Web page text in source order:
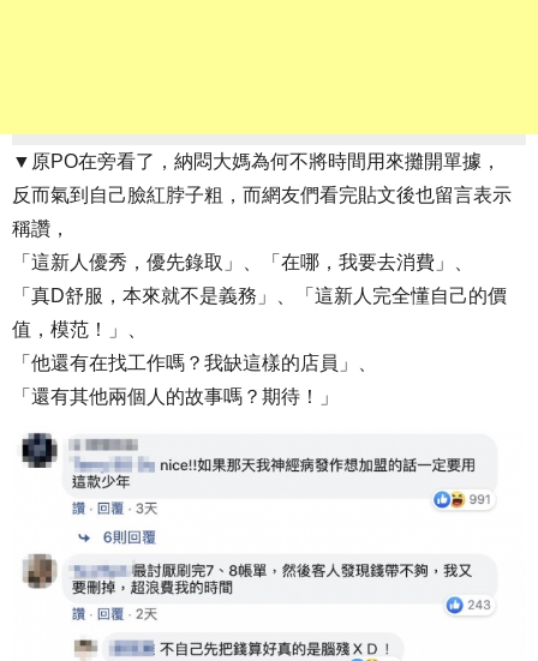
▼原PO在旁看了，納悶大媽為何不將時間用來攤開單據，
反而氣到自己臉紅脖子粗，而網友們看完貼文後也留言表示
稱讚，
「這新人優秀，優先錄取」、「在哪，我要去消費」、
「真D舒服，本來就不是義務」、「這新人完全懂自己的價
值，模范！」、
「他還有在找工作嗎？我缺這樣的店員」、
「還有其他兩個人的故事嗎？期待！」